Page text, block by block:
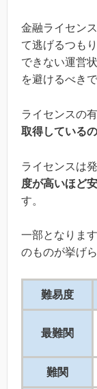
金融ライセン
て逃げるつも
できない運営
を避けるべきで
ライセンスの
取得している
ライセンスは
度が高いほど
す。
一部となりま
のものが挙げら
難易度
最難関
難関